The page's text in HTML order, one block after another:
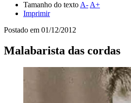
Tamanho do texto A- A+
Imprimir
Postado em 01/12/2012
Malabarista das cordas